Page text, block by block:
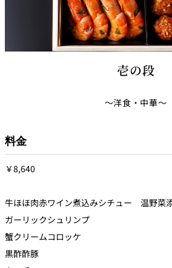
壱の段
～洋食・中華～
料金
￥8,640
牛ほほ肉赤ワイン煮込みシチュー 温野菜
ガーリックシュリンプ
蟹クリームコロッケ
黒酢酢豚